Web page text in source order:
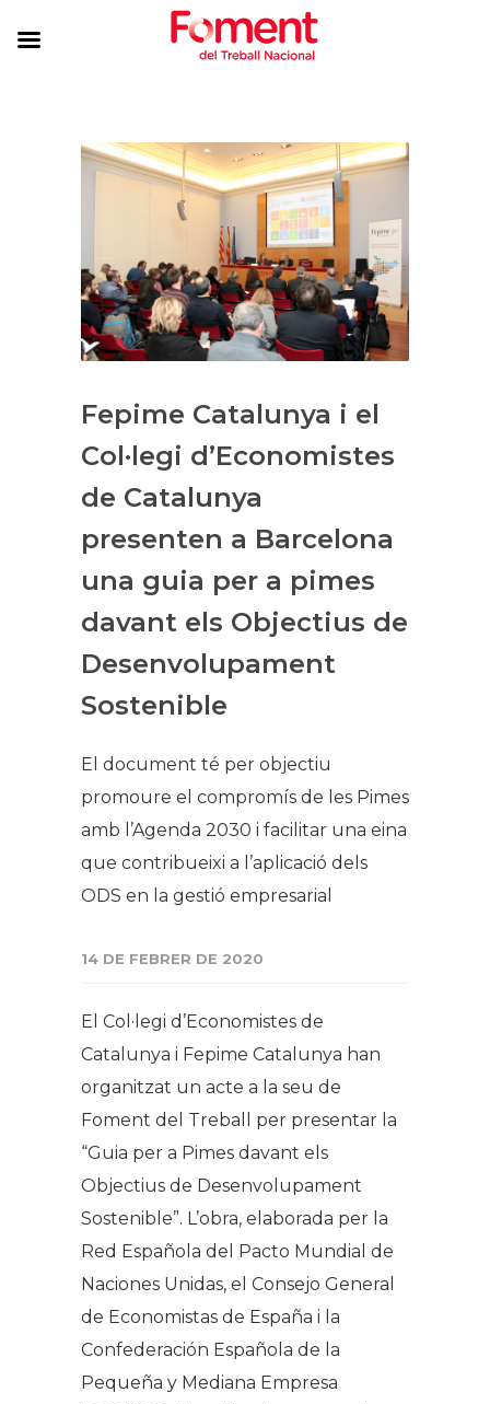
Fepime Catalunya i el
Col·legi d’Economistes
de Catalunya
presenten a Barcelona
una guia per a pimes
davant els Objectius de
Desenvolupament
Sostenible
El document té per objectiu
promoure el compromís de les Pimes
amb l’Agenda 2030 i facilitar una eina
que contribueixi a l’aplicació dels
ODS en la gestió empresarial
14 DE FEBRER DE 2020
El Col·legi d’Economistes de
Catalunya i Fepime Catalunya han
organitzat un acte a la seu de
Foment del Treball per presentar la
“Guia per a Pimes davant els
Objectius de Desenvolupament
Sostenible”. L’obra, elaborada per la
Red Española del Pacto Mundial de
Naciones Unidas, el Consejo General
de Economistas de España i la
Confederación Española de la
Pequeña y Mediana Empresa